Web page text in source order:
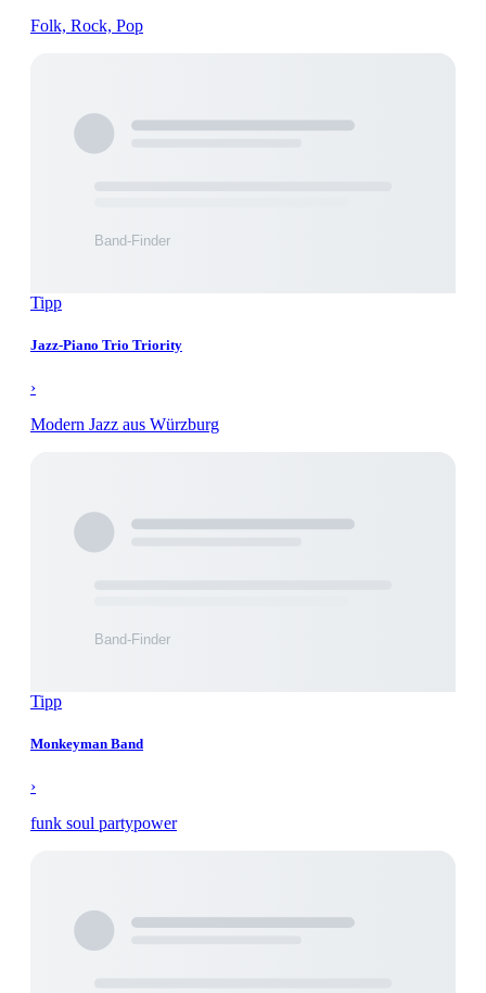
Folk, Rock, Pop
Tipp
Jazz-Piano Trio Triority
›
Modern Jazz aus Würzburg
Tipp
Monkeyman Band
›
funk soul partypower